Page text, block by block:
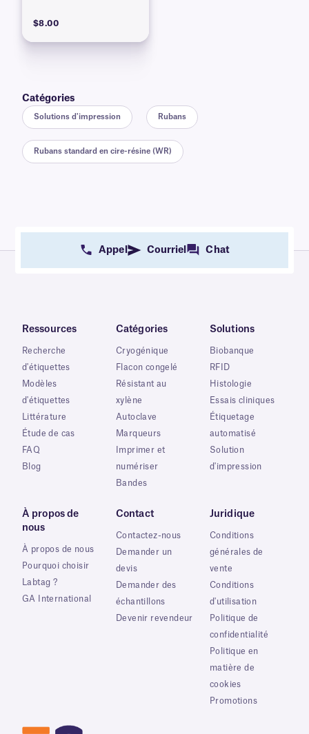
$8.00
Catégories
Solutions d'impression Rubans
Rubans standard en cire-résine (WR)
Appel Courriel Chat
Ressources
Recherche
d'étiquettes
Modèles
d'étiquettes
Littérature
Étude de cas
FAQ
Blog
Catégories
Cryogénique
Flacon congelé
Résistant au
xylène
Autoclave
Marqueurs
Imprimer et
numériser
Bandes
Solutions
Biobanque
RFID
Histologie
Essais cliniques
Étiquetage
automatisé
Solution
d'impression
À propos de
nous
À propos de nous
Pourquoi choisir
Labtag ?
GA International
Contact
Contactez-nous
Demander un
devis
Demander des
échantillons
Devenir revendeur
Juridique
Conditions
générales de
vente
Conditions
d'utilisation
Politique de
confidentialité
Politique en
matière de
cookies
Promotions